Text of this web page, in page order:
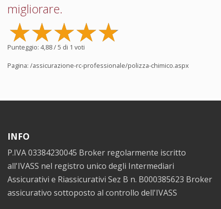
migliorare.
Punteggio: 4,88/ 5 di 1 voti
Pagina: /assicurazione-rc-professionale/polizza-chimico.aspx
INFO
P.IVA 03384230045 Broker regolarmente iscritto
all'IVASS nel registro unico degli Intermediari
Assicurativi e Riassicurativi Sez B n. B000385623 Broker
assicurativo sottoposto al controllo dell'IVASS